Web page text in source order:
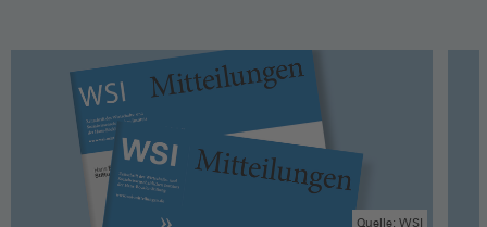
Quelle: WSI